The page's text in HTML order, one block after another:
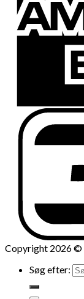
Copyright 2026 ©
Søg efter: